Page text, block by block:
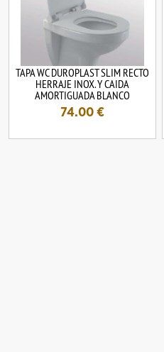
TAPA WC DUROPLAST SLIM RECTO
HERRAJE INOX. Y CAIDA
AMORTIGUADA BLANCO
74.00€